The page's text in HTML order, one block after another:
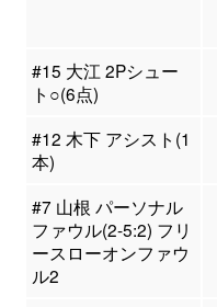
#15 大江 2Pシュー
ト○(6点)
#12 木下 アシスト(1
本)
#7 山根 パーソナル
ファウル(2-5:2) フリ
ースローオンファウ
ル2